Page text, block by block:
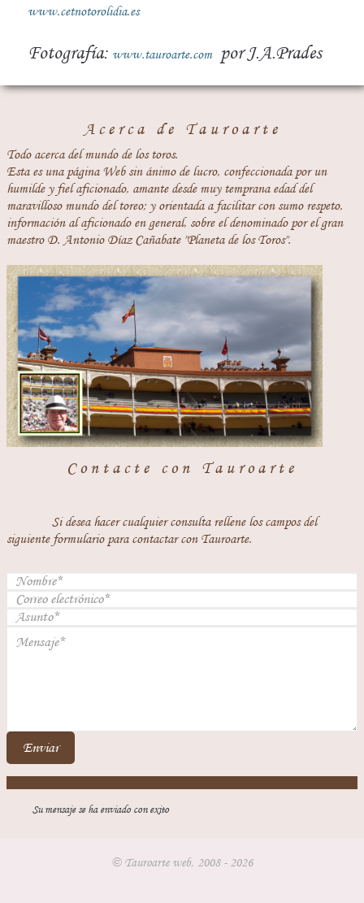
www.cetnotorolidia.es
Fotografía: www.tauroarte.com por J.A.Prades
Acerca de Tauroarte
Todo acerca del mundo de los toros.
Esta es una página Web sin ánimo de lucro, confeccionada por un
humilde y fiel aficionado, amante desde muy temprana edad del
maravilloso mundo del toreo; y orientada a facilitar con sumo respeto,
información al aficionado en general, sobre el denominado por el gran
maestro D. Antonio Díaz Cañabate "Planeta de los Toros".
Contacte con Tauroarte
Si desea hacer cualquier consulta rellene los campos del
siguiente formulario para contactar con Tauroarte.
Enviar
Su mensaje se ha enviado con exito
© Tauroarte web, 2008 - 2026